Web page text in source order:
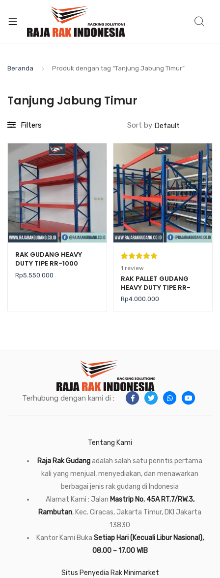
Beranda Produk dengan tag “Tanjung Jabung Timur”
Tanjung Jabung Timur
Filters Sort by
RAK GUDANG HEAVY
DUTY TIPE RR-1000
Rp5.550.000
Peringkat
5.00dari 5
berdasarka
n
1
penilaian
1 review
RAK PALLET GUDANG
HEAVY DUTY TIPE RR-
2000 KAPASITAS 2 TON /
LEVEL
Rp4.000.000
Terhubung dengan kami di :
Tentang Kami
Raja Rak Gudangadalah salah satu perintis pertama
kali yang menjual, menyediakan, dan menawarkan
berbagai jenis rak gudang di Indonesia
Alamat Kami : Jalan Mastrip No. 45A RT.7/RW.3,
Rambutan, Kec. Ciracas, Jakarta Timur, DKI Jakarta
13830
Kantor Kami Buka Setiap Hari (Kecuali Libur Nasional),
08.00 – 17.00 WIB
Situs Penyedia Rak Minimarket